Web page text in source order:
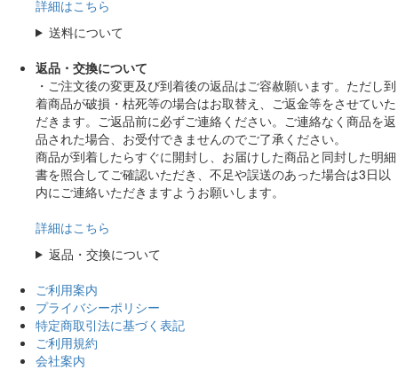
詳細はこちら
送料について
返品・交換について
・ご注文後の変更及び到着後の返品はご容赦願います。ただし到
着商品が破損・枯死等の場合はお取替え、ご返金等をさせていた
だきます。ご返品前に必ずご連絡ください。ご連絡なく商品を返
品された場合、お受付できませんのでご了承ください。
商品が到着したらすぐに開封し、お届けした商品と同封した明細
書を照合してご確認いただき、不足や誤送のあった場合は3日以
内にご連絡いただきますようお願いします。
詳細はこちら
返品・交換について
ご利用案内
プライバシーポリシー
特定商取引法に基づく表記
ご利用規約
会社案内